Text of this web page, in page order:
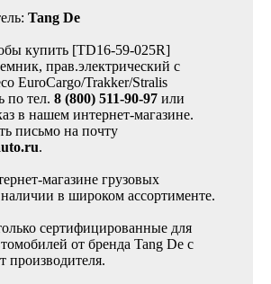
Tang De
купить [TD16-59-025R]
прав.электрический с
EuroCargo/Trakker/Stralis
по тел. 8 (800) 511-90-97 или
в нашем интернет-магазине.
письмо на почту
.
магазине грузовых
наличии в широком ассортименте.
сертифицированные для
от бренда Tang De с
производителя.